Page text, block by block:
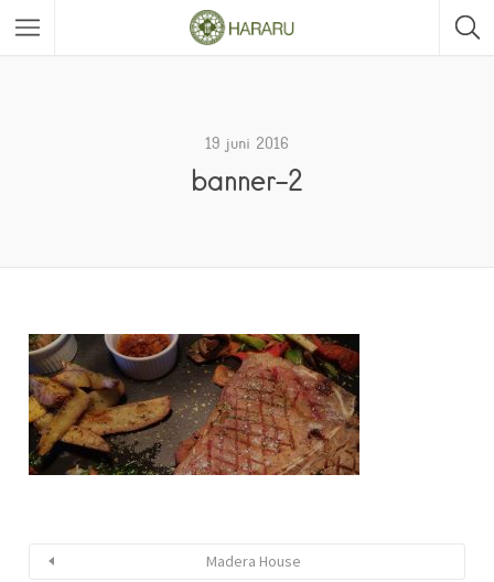
19 juni 2016
banner-2
Madera House